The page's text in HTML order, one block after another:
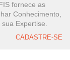
fornece as
Conhecimento,
Expertise.
CADASTRE-SE